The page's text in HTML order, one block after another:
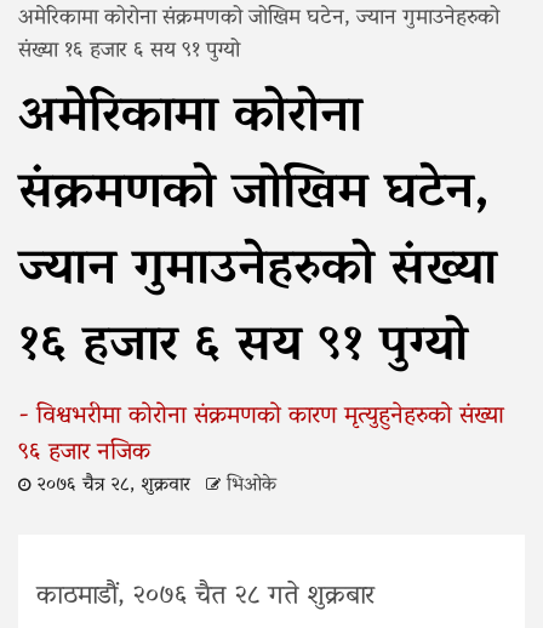
अमेरिकामा कोरोना संक्रमणको जोखिम घटेन, ज्यान गुमाउनेहरुको
संख्या १६ हजार ६ सय ९१ पुग्यो
अमेरिकामा कोरोना
संक्रमणको जोखिम घटेन,
ज्यान गुमाउनेहरुको संख्या
१६ हजार ६ सय ९१ पुग्यो
- विश्वभरीमा कोरोना संक्रमणको कारण मृत्युहुनेहरुको संख्या
९६ हजार नजिक
२०७६ चैत्र २८, शुक्रवार भिओके
काठमाडौं, २०७६ चैत २८ गते शुक्रबार